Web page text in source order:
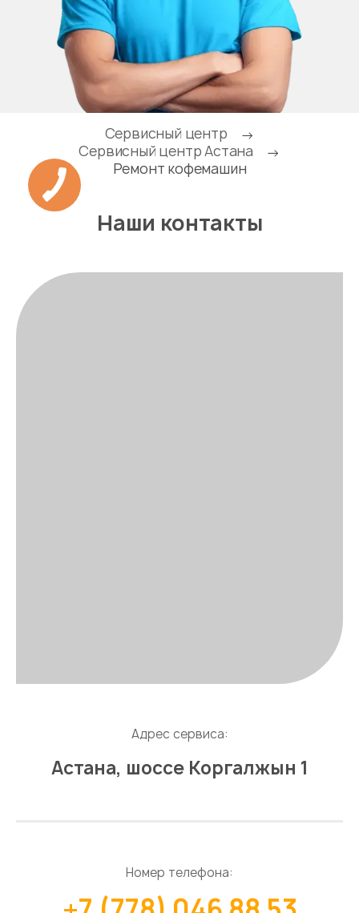
Сервисный центр
→
Сервисный центр Астана
→
Ремонт кофемашин
Наши контакты
Адрес сервиса:
Астана, шоссе Коргалжын 1
Номер телефона: